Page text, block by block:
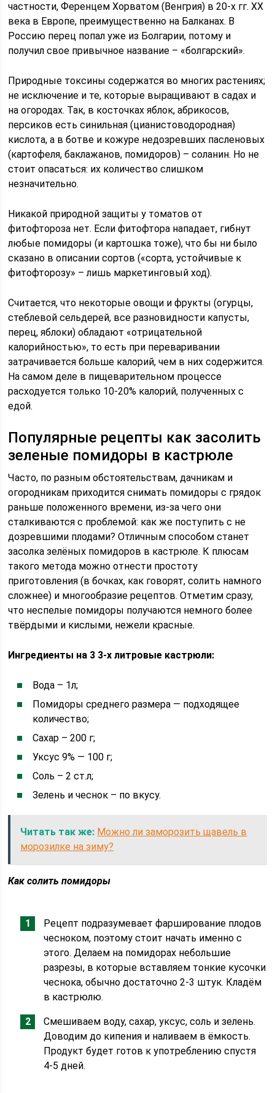
частности, Ференцем Хорватом (Венгрия) в 20-х гг. XX
века в Европе, преимущественно на Балканах. В
Россию перец попал уже из Болгарии, потому и
получил свое привычное название – «болгарский».
Природные токсины содержатся во многих растениях;
не исключение и те, которые выращивают в садах и
на огородах. Так, в косточках яблок, абрикосов,
персиков есть синильная (цианистоводородная)
кислота, а в ботве и кожуре недозревших пасленовых
(картофеля, баклажанов, помидоров) – соланин. Но не
стоит опасаться: их количество слишком
незначительно.
Никакой природной защиты у томатов от
фитофтороза нет. Если фитофтора нападает, гибнут
любые помидоры (и картошка тоже), что бы ни было
сказано в описании сортов («сорта, устойчивые к
фитофторозу» – лишь маркетинговый ход).
Считается, что некоторые овощи и фрукты (огурцы,
стеблевой сельдерей, все разновидности капусты,
перец, яблоки) обладают «отрицательной
калорийностью», то есть при переваривании
затрачивается больше калорий, чем в них содержится.
На самом деле в пищеварительном процессе
расходуется только 10-20% калорий, полученных с
едой.
Популярные рецепты как засолить
зеленые помидоры в кастрюле
Часто, по разным обстоятельствам, дачникам и
огородникам приходится снимать помидоры с грядок
раньше положенного времени, из-за чего они
сталкиваются с проблемой: как же поступить с не
дозревшими плодами? Отличным способом станет
засолка зелёных помидоров в кастрюле. К плюсам
такого метода можно отнести простоту
приготовления (в бочках, как говорят, солить намного
сложнее) и многообразие рецептов. Отметим сразу,
что неспелые помидоры получаются немного более
твёрдыми и кислыми, нежели красные.
Ингредиенты на 3 3-х литровые кастрюли:
Вода – 1л;
Помидоры среднего размера — подходящее
количество;
Сахар – 200 г;
Уксус 9% — 100 г;
Соль – 2 ст.л;
Зелень и чеснок – по вкусу.
Читать так же: Можно ли заморозить щавель в
морозилке на зиму?
Как солить помидоры
Рецепт подразумевает фарширование плодов
чесноком, поэтому стоит начать именно с
этого. Делаем на помидорах небольшие
разрезы, в которые вставляем тонкие кусочки
чеснока, обычно достаточно 2-3 штук. Кладём
в кастрюлю.
Смешиваем воду, сахар, уксус, соль и зелень.
Доводим до кипения и наливаем в ёмкость.
Продукт будет готов к употреблению спустя
4-5 дней.